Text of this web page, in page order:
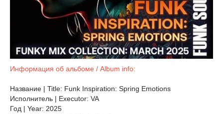
Информация об альбоме / Album info:
Название | Title: Funk Inspiration: Spring Emotions
Исполнитель | Executor: VA
Год | Year: 2025